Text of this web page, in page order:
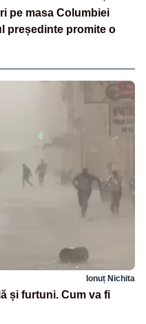
pe masa Columbiei
președinte promite o
Ionuț Nichita
și furtuni. Cum va fi